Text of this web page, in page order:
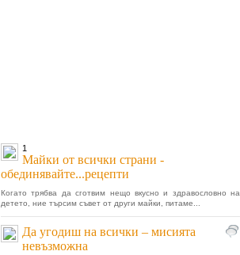
1
Майки от всички страни -
обединявайте...рецепти
Когато трябва да сготвим нещо вкусно и здравословно на
детето, ние търсим съвет от други майки, питаме...
Да угодиш на всички – мисията
невъзможна